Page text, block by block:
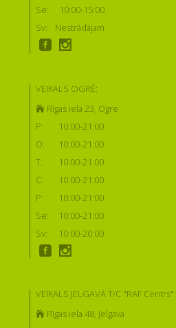
Se:
10:00-15:00
Sv:
Nestrādājam
VEIKALS OGRĒ:
Rīgas iela 23, Ogre
P:
10:00-21:00
O:
10:00-21:00
T:
10:00-21:00
C:
10:00-21:00
P:
10:00-21:00
Se:
10:00-21:00
Sv:
10:00-20:00
VEIKALS JELGAVĀ T/C "RAF Centrs":
Rīgas iela 48, Jelgava